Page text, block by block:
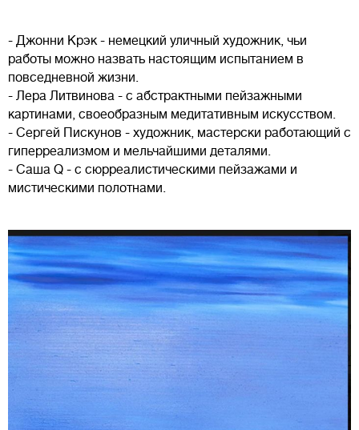
- Джонни Крэк - немецкий уличный художник, чьи
работы можно назвать настоящим испытанием в
повседневной жизни.
- Лера Литвинова - с абстрактными пейзажными
картинами, своеобразным медитативным искусством.
- Сергей Пискунов - художник, мастерски работающий с
гиперреализмом и мельчайшими деталями.
- Саша Q - с сюрреалистическими пейзажами и
мистическими полотнами.